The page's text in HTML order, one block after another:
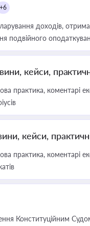
+6
доходів,
подвійного
кейси,
практика, коментарі
кейси,
практика, коментарі
Конституційним